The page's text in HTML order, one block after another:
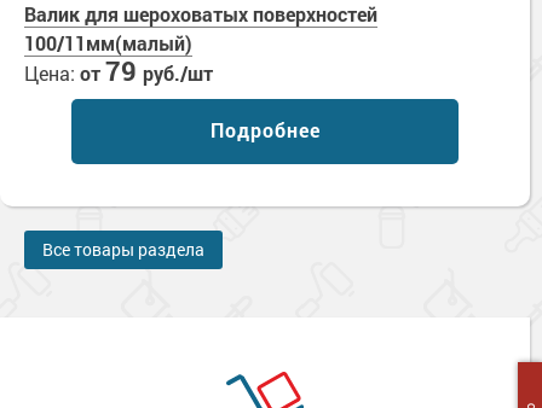
Валик для шероховатых поверхностей
100/11мм(малый)
Цена: от79 руб./шт
Подробнее
Все товары раздела